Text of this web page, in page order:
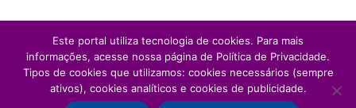
Este portal utiliza tecnologia de cookies. Para mais
informações, acesse nossa página de Política de Privacidade.
Tipos de cookies que utilizamos: cookies necessários (sempre
ativos), cookies analíticos e cookies de publicidade.